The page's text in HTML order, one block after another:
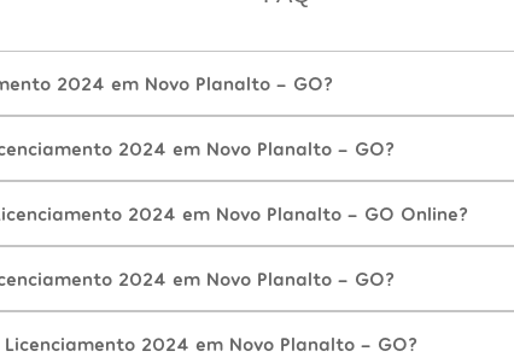
2024 em Novo Planalto - GO?
2024 em Novo Planalto - GO?
2024 em Novo Planalto - GO Online?
2024 em Novo Planalto - GO?
2024 em Novo Planalto - GO?